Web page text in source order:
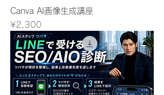
Canva AI画像生成講座
Price
¥2,300